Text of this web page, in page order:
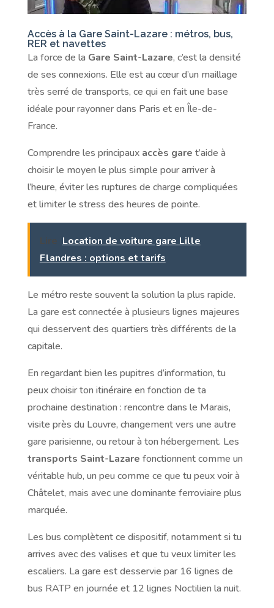
Accès à la Gare Saint-Lazare : métros, bus,
RER et navettes
La force de la Gare Saint-Lazare, c’est la densité
de ses connexions. Elle est au cœur d’un maillage
très serré de transports, ce qui en fait une base
idéale pour rayonner dans Paris et en Île-de-
France.
Comprendre les principaux accès gare t’aide à
choisir le moyen le plus simple pour arriver à
l’heure, éviter les ruptures de charge compliquées
et limiter le stress des heures de pointe.
Lire Location de voiture gare Lille
Flandres : options et tarifs
Le métro reste souvent la solution la plus rapide.
La gare est connectée à plusieurs lignes majeures
qui desservent des quartiers très différents de la
capitale.
En regardant bien les pupitres d’information, tu
peux choisir ton itinéraire en fonction de ta
prochaine destination : rencontre dans le Marais,
visite près du Louvre, changement vers une autre
gare parisienne, ou retour à ton hébergement. Les
transports Saint-Lazare fonctionnent comme un
véritable hub, un peu comme ce que tu peux voir à
Châtelet, mais avec une dominante ferroviaire plus
marquée.
Les bus complètent ce dispositif, notamment si tu
arrives avec des valises et que tu veux limiter les
escaliers. La gare est desservie par 16 lignes de
bus RATP en journée et 12 lignes Noctilien la nuit.